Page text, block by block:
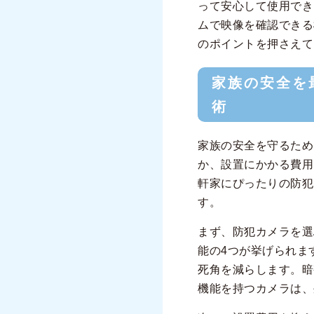
って安心して使用で
ムで映像を確認でき
のポイントを押さえ
家族の安全を
術
家族の安全を守るた
か、設置にかかる費
軒家にぴったりの防
す。
まず、防犯カメラを
能の4つが挙げられま
死角を減らします。
機能を持つカメラは